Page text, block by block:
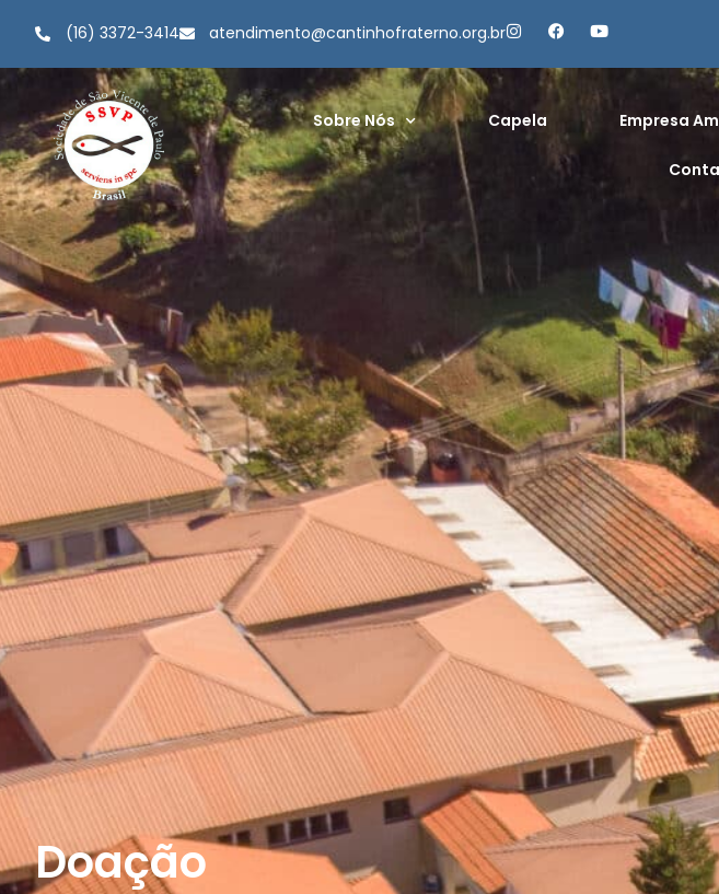
(16) 3372-3414 atendimento@cantinhofraterno.org.br
Sobre Nós Capela Empresa
Doação